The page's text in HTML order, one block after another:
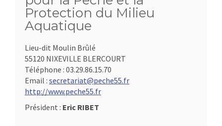
Protection du Milieu
Aquatique
Lieu-dit Moulin Brûlé
55120 NIXEVILLE BLERCOURT
Téléphone : 03.29.86.15.70
Email : secretariat@peche55.fr
http://www.peche55.fr
Président : Eric RIBET